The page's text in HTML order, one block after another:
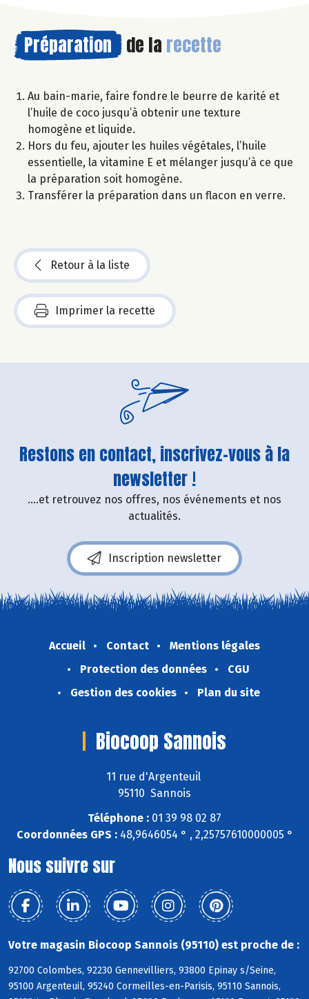
Préparation de la recette
Au bain-marie, faire fondre le beurre de karité et
l’huile de coco jusqu’à obtenir une texture
homogène et liquide.
Hors du feu, ajouter les huiles végétales, l’huile
essentielle, la vitamine E et mélanger jusqu’à ce que
la préparation soit homogène.
Transférer la préparation dans un flacon en verre.
Retour à la liste
Imprimer la recette
Restons en contact, inscrivez-vous à la
newsletter !
....et retrouvez nos offres, nos événements et nos
actualités.
Inscription newsletter
Accueil Contact
Mentions légales
Protection des données
CGU
Gestion des cookies
Plan du site
Biocoop Sannois
11 rue d'Argenteuil
95110 Sannois
Téléphone : 01 39 98 02 87
Coordonnées GPS :48,9646054 ° , 2,25757610000005 °
Nous suivre sur
Votre magasin Biocoop Sannois (95110) est proche de :
92700 Colombes, 92230 Gennevilliers, 93800 Epinay s/Seine,
95100 Argenteuil, 95240 Cormeilles-en-Parisis, 95110 Sannois,